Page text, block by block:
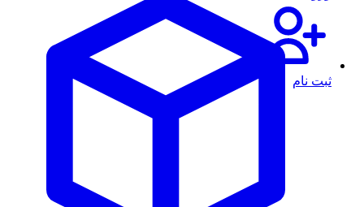
ثبت نام